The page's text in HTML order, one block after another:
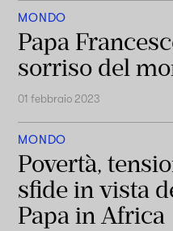
MONDO
Papa
sorriso del
01 febbraio 2023
MONDO
Povertà,
sfide in vista
Papa in Africa